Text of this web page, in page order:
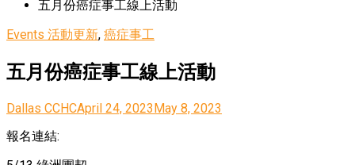
五月份癌症事工線上活動
Events 活動更新, 癌症事工
五月份癌症事工線上活動
Dallas CCHCApril 24, 2023May 8, 2023
報名連結: